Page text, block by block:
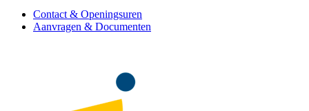
Contact & Openingsuren
Aanvragen & Documenten